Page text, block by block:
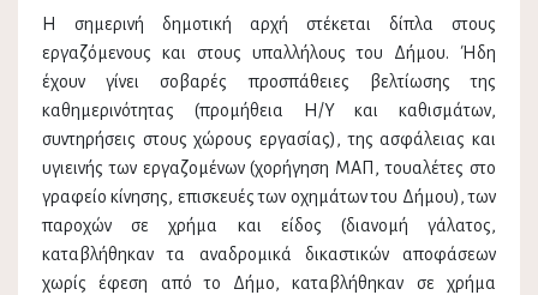
Η σημερινή δημοτική αρχή στέκεται δίπλα στους
εργαζόμενους και στους υπαλλήλους του Δήμου. Ήδη
έχουν γίνει σοβαρές προσπάθειες βελτίωσης της
καθημερινότητας (προμήθεια Η/Υ και καθισμάτων,
συντηρήσεις στους χώρους εργασίας), της ασφάλειας και
υγιεινής των εργαζομένων (χορήγηση ΜΑΠ, τουαλέτες στο
γραφείο κίνησης, επισκευές των οχημάτων του Δήμου), των
παροχών σε χρήμα και είδος (διανομή γάλατος,
καταβλήθηκαν τα αναδρομικά δικαστικών αποφάσεων
χωρίς έφεση από το Δήμο, καταβλήθηκαν σε χρήμα